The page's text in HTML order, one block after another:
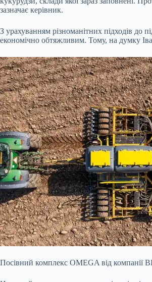
зазначає керівник.
З урахуванням різноманітних підходів до
економічно обтяжливим. Тому, на думку
Посівний комплекс OMEGA від компанії